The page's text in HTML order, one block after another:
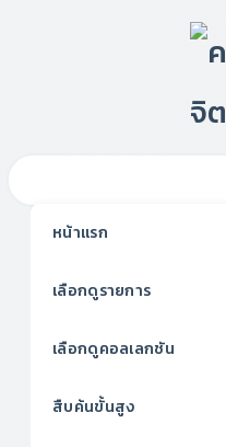
หน้าแรก
เลือกดูรายการ
เลือกดูคอลเลกชัน
สืบค้นขั้นสูง